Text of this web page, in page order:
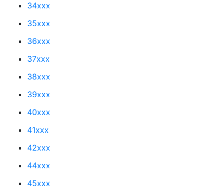
34xxx
35xxx
36xxx
37xxx
38xxx
39xxx
40xxx
41xxx
42xxx
44xxx
45xxx